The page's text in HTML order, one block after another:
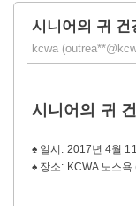
시니어의 귀 건
kcwa
시니어의 귀
♠ 일시: 2017년 4월
♠ 장소: KCWA 노스